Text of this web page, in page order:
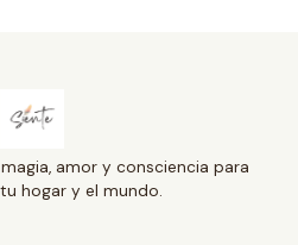
amor y consciencia para
hogar y el mundo.